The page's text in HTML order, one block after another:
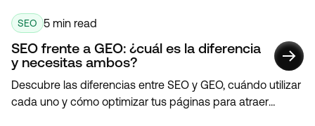
SEO 5 min read
SEO frente a GEO: ¿cuál es la diferencia
y necesitas ambos?
Descubre las diferencias entre SEO y GEO, cuándo utilizar
cada uno y cómo optimizar tus páginas para atraer